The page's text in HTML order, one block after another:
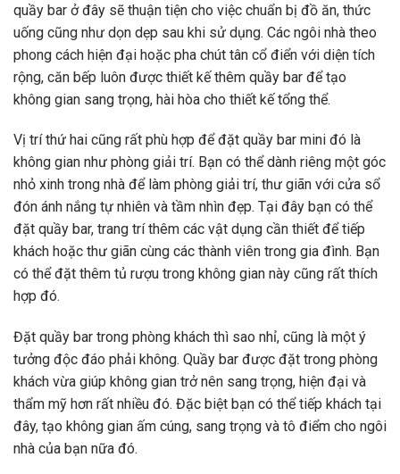
quầy bar ở đây sẽ thuận tiện cho việc chuẩn bị đồ ăn, thức
uống cũng như dọn dẹp sau khi sử dụng. Các ngôi nhà theo
phong cách hiện đại hoặc pha chút tân cổ điển với diện tích
rộng, căn bếp luôn được thiết kế thêm quầy bar để tạo
không gian sang trọng, hài hòa cho thiết kế tổng thể.
Vị trí thứ hai cũng rất phù hợp để đặt quầy bar mini đó là
không gian như phòng giải trí. Bạn có thể dành riêng một góc
nhỏ xinh trong nhà để làm phòng giải trí, thư giãn với cửa sổ
đón ánh nắng tự nhiên và tầm nhìn đẹp. Tại đây bạn có thể
đặt quầy bar, trang trí thêm các vật dụng cần thiết để tiếp
khách hoặc thư giãn cùng các thành viên trong gia đình. Bạn
có thể đặt thêm tủ rượu trong không gian này cũng rất thích
hợp đó.
Đặt quầy bar trong phòng khách thì sao nhỉ, cũng là một ý
tưởng độc đáo phải không. Quầy bar được đặt trong phòng
khách vừa giúp không gian trở nên sang trọng, hiện đại và
thẩm mỹ hơn rất nhiều đó. Đặc biệt bạn có thể tiếp khách tại
đây, tạo không gian ấm cúng, sang trọng và tô điểm cho ngôi
nhà của bạn nữa đó.